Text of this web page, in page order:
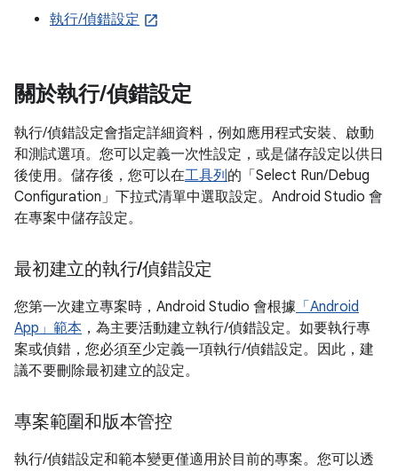
執行/偵錯設定
關於執行/偵錯設定
執行/偵錯設定會指定詳細資料，例如應用程式安裝、啟動
和測試選項。您可以定義一次性設定，或是儲存設定以供日
後使用。儲存後，您可以在工具列的「Select Run/Debug
Configuration」 下拉式清單中選取設定。Android Studio 會
在專案中儲存設定。
最初建立的執行/偵錯設定
您第一次建立專案時，Android Studio 會根據 「Android
App」範本 ，為主要活動建立執行/偵錯設定。如要執行專
案或偵錯，您必須至少定義一項執行/偵錯設定。因此，建
議不要刪除最初建立的設定。
專案範圍和版本管控
執行/偵錯設定和範本變更僅適用於目前的專案。您可以透